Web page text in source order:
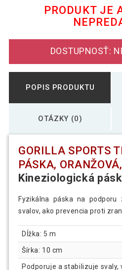
PRODUKT JE
DOSTUPNOSŤ:
POPIS PRODUKTU
OTÁZKY (0)
GORILLA SPORTS
PÁSKA,
Kineziologická
Fyzikálna páska na podporu
svalov, ako prevencia proti
Dĺžka: 5 m
Šírka: 10 cm
Podporuje a stabilizuje svaly,